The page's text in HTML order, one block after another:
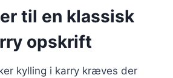
til en klassisk
opskrift
kylling i karry kræves der